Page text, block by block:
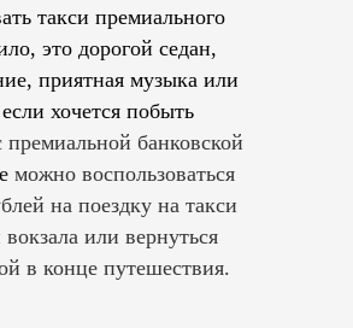
такси премиального
это дорогой седан,
приятная музыка или
хочется побыть
премиальной банковской
можно воспользоваться
на поездку на такси
или вернуться
в конце путешествия.